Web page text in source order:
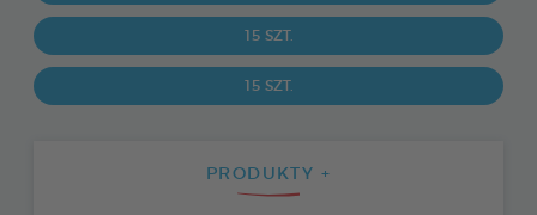
15 SZT.
15 SZT.
PRODUKTY +